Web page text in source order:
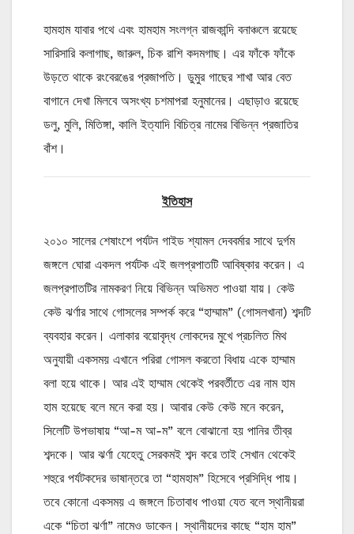
হামহাম যাবার পথে এবং হামহাম সংলগ্ন রাজকান্দি বনাঞ্চলে রয়েছে
সারিসারি কলাগাছ, জারুল, চিক রাশি কদমগাছ। এর ফাঁকে ফাঁকে
উড়তে থাকে রংবেরঙের প্রজাপতি। ডুমুর গাছের শাখা আর বেত
বাগানে দেখা মিলবে অসংখ্য চশমাপরা হনুমানের। এছাড়াও রয়েছে
ডলু, মুলি, মিতিঙ্গা, কালি ইত্যাদি বিচিত্র নামের বিভিন্ন প্রজাতির
বাঁশ।
ইতিহাস
২০১০ সালের শেষাংশে পর্যটন গাইড শ্যামল দেববর্মার সাথে দুর্গম
জঙ্গলে ঘোরা একদল পর্যটক এই জলপ্রপাতটি আবিষ্কার করেন। এ
জলপ্রপাতটির নামকরণ নিয়ে বিভিন্ন অভিমত পাওয়া যায়। কেউ
কেউ ঝর্ণার সাথে গোসলের সম্পর্ক করে “হাম্মাম” (গোসলখানা) শব্দটি
ব্যবহার করেন। এলাকার বয়োবৃদ্ধ লোকদের মুখে প্রচলিত মিথ
অনুযায়ী একসময় এখানে পরিরা গোসল করতো বিধায় একে হাম্মাম
বলা হয়ে থাকে। আর এই হাম্মাম থেকেই পরবর্তীতে এর নাম হাম
হাম হয়েছে বলে মনে করা হয়। আবার কেউ কেউ মনে করেন,
সিলেটি উপভাষায় “আ-ম আ-ম” বলে বোঝানো হয় পানির তীব্র
শব্দকে। আর ঝর্ণা যেহেতু সেরকমই শব্দ করে তাই সেখান থেকেই
শহুরে পর্যটকদের ভাষান্তরে তা “হামহাম” হিসেবে প্রসিদ্ধি পায়।
তবে কোনো একসময় এ জঙ্গলে চিতাবাধ পাওয়া যেত বলে স্থানীয়রা
একে “চিতা ঝর্ণা” নামেও ডাকেন। স্থানীয়দের কাছে “হাম হাম”